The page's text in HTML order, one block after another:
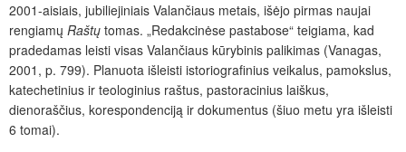
2001-aisiais, jubiliejiniais Valančiaus metais, išėjo pirmas naujai
rengiamų Raštų tomas. „Redakcinėse pastabose“ teigiama, kad
pradedamas leisti visas Valančiaus kūrybinis palikimas (Vanagas,
2001, p. 799). Planuota išleisti istoriografinius veikalus, pamokslus,
katechetinius ir teologinius raštus, pastoracinius laiškus,
dienoraščius, korespondenciją ir dokumentus (šiuo metu yra išleisti
6 tomai).